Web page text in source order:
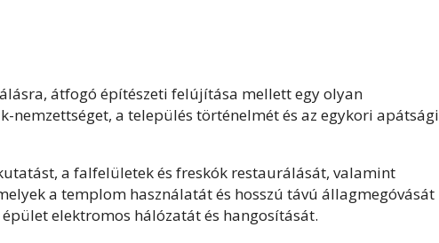
átfogó építészeti felújítása mellett egy olyan
nemzettséget, a település történelmét és az egykori apátsági
a falfelületek és freskók restaurálását, valamint
a templom használatát és hosszú távú állagmegóvását
elektromos hálózatát és hangosítását.